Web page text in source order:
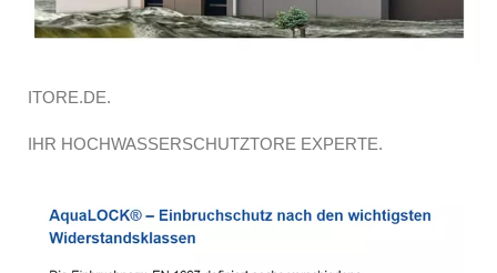
ITORE.DE.
IHR HOCHWASSERSCHUTZTORE EXPERTE.